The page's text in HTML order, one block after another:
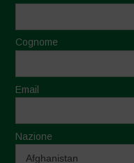
Cognome
Email
Nazione